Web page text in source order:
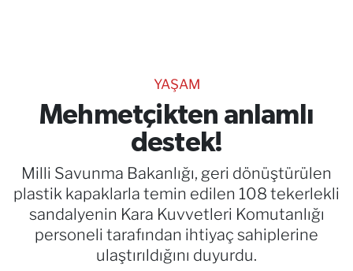
YAŞAM
Mehmetçikten anlamlı
destek!
Milli Savunma Bakanlığı, geri dönüştürülen
plastik kapaklarla temin edilen 108 tekerlekli
sandalyenin Kara Kuvvetleri Komutanlığı
personeli tarafından ihtiyaç sahiplerine
ulaştırıldığını duyurdu.
RESMİ İLANLAR
Gencsesfm Canlı Dinle